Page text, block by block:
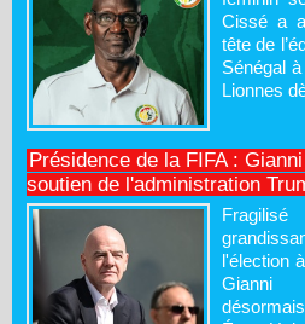
Cissé a
tête de
Sénégal à
Lionnes
Présidence de la FIFA :
soutien de l'administration
l'élection
Gianni